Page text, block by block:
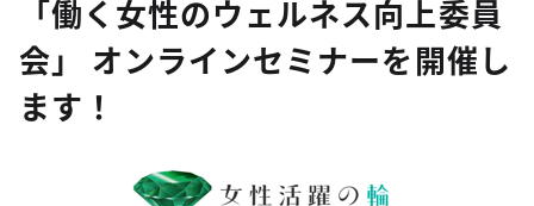
「働く女性のウェルネス向上委員
会」 オンラインセミナーを開催し
ます！